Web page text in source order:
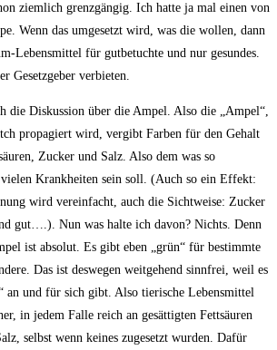
ziemlich grenzgängig. Ich hatte ja mal einen von
Wenn das umgesetzt wird, was die wollen, dann
Lebensmittel für gutbetuchte und nur gesundes.
Gesetzgeber verbieten.
die Diskussion über die Ampel. Also die „Ampel“,
propagiert wird, vergibt Farben für den Gehalt
Zucker und Salz. Also dem was so
Krankheiten sein soll. (Auch so ein Effekt:
wird vereinfacht, auch die Sichtweise: Zucker
gut….). Nun was halte ich davon? Nichts. Denn
ist absolut. Es gibt eben „grün“ für bestimmte
Das ist deswegen weitgehend sinnfrei, weil es
an und für sich gibt. Also tierische Lebensmittel
in jedem Falle reich an gesättigten Fettsäuren
selbst wenn keines zugesetzt wurden. Dafür